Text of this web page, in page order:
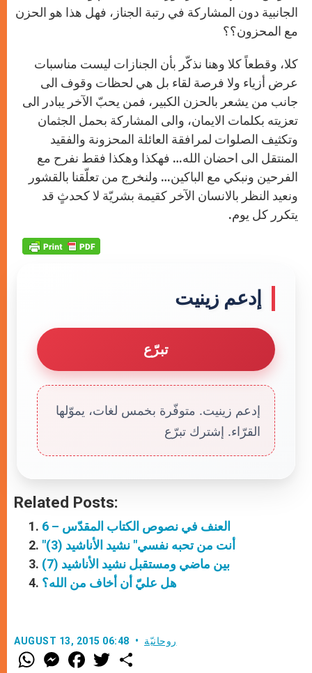
الجانبية دون المشاركة في رتبة الجناز، فهل هذا هو الحزن
مع المحزون؟؟
كلا، وقطعاً كلا وهنا نذكّر بأن الجنازات ليست مناسبات
عرض أزياء ولا فرصة لقاء بل هي لحظات وقوف الى
جانب من يشعر بالحزن الكبير، فمن يحبّ الآخر يبادر الى
تعزيته بكلمات الايمان، والى المشاركة بحمل الجثمان
وتكثيف الصلوات لمرافقة العائلة المحزونة والفقيد
المنتقل الى احضان الله… فهكذا وهكذا فقط نفرح مع
الفرحين ونبكي مع الباكين… ولنخرج من تعلّقنا بالقشور
ونعيد النظر بالانسان الآخر كقيمة بشريّة لا كحدثٍ قد
يتكرر كل يوم.
إدعم زينيت
تبرّع
إدعم زينيت. متوفّرة بخمس لغات، يموّلها
القرّاء. إشترك تبرّع
Related Posts:
العنف في نصوص الكتاب المقدّس – 6
"أنت من تحبه نفسي" نشيد الأناشيد (3)
بين ماضي ومستقبل نشيد الأناشيد (7)
هل عليّ أن أخاف من الله؟
AUGUST 13, 2015 06:48 روحانيّة
W
h
M
e
F
a w